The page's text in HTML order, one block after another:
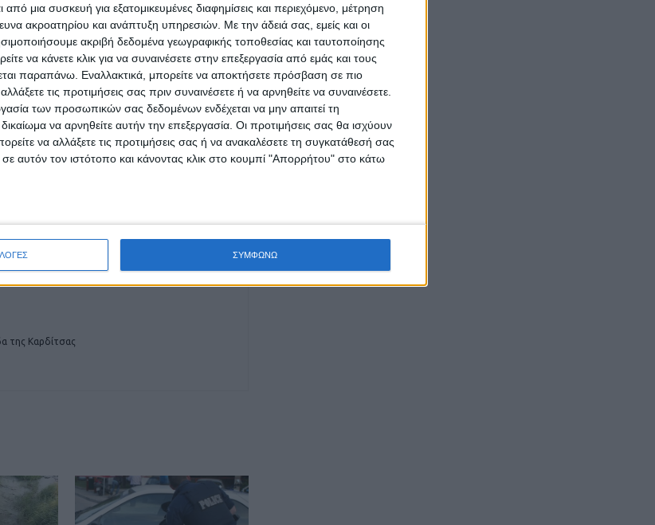
μια συσκευή για εξατομικευμένες διαφημίσεις και περιεχόμενο, μέτρηση
ακροατηρίου και ανάπτυξη υπηρεσιών. Με την άδειά σας, εμείς και οι
ακριβή δεδομένα γεωγραφικής τοποθεσίας και ταυτοποίησης
να κάνετε κλικ για να συναινέσετε στην επεξεργασία από εμάς και τους
παραπάνω. Εναλλακτικά, μπορείτε να αποκτήσετε πρόσβαση σε πιο
τις προτιμήσεις σας πριν συναινέσετε ή να αρνηθείτε να συναινέσετε.
των προσωπικών σας δεδομένων ενδέχεται να μην απαιτεί τη
να αρνηθείτε αυτήν την επεξεργασία. Οι προτιμήσεις σας θα ισχύουν
να αλλάξετε τις προτιμήσεις σας ή να ανακαλέσετε τη συγκατάθεσή σας
αυτόν τον ιστότοπο και κάνοντας κλικ στο κουμπί "Απορρήτου" στο κάτω
ΣΥΜΦΩΝΩ
ΑΓΩΝ στο Google News!
και ευρύτερα της Θεσσαλίας
μπουμπούκι λουλουδιού
της Καρδίτσας